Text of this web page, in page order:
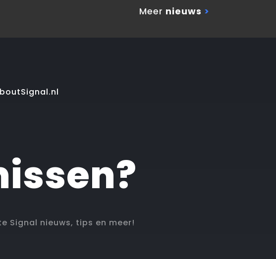
Meer nieuws >
Signal nieuws, tips en meer!